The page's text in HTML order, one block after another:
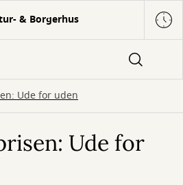
& Borgerhus
Ude for uden
Ude for